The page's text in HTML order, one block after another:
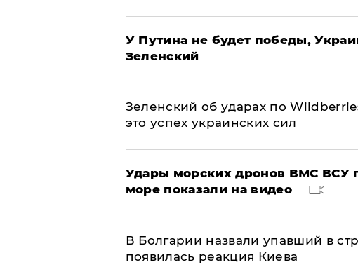
У Путина не будет победы,
Зеленский
Зеленский об ударах по
это успех украинских сил
Удары морских дронов ВМС ВСУ
море показали на видео
В Болгарии назвали упавший в
появилась реакция Киева